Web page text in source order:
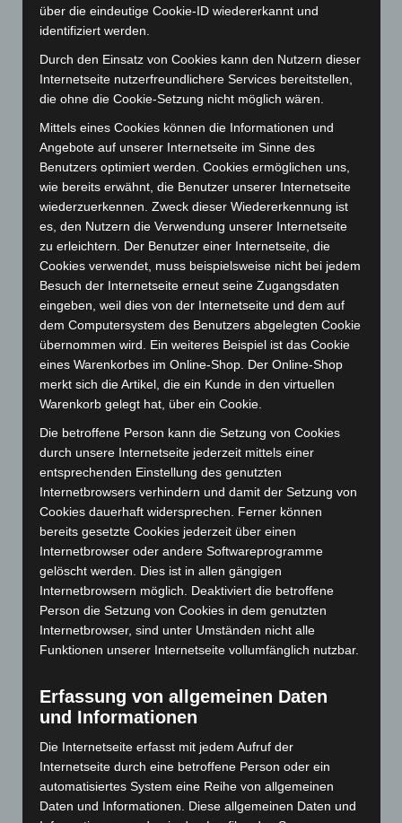
Januar 2026(122)
November 2025
(114)
Oktober 2025 (112)
September 2025(93)
August 2025(90)
Juli 2025
(90)
Juni 2025(103)
Mai 2025 (112)
April 2025(88)
März 2025(111)
Februar 2025(96)
Januar 2025(88)
Dezember 2024(89)
November 2024 (94)
September 2024(112)
August 2024(107)
Juli 2024(89)
Juni 2024(107)
Mai 2024(149)
April 2024
März 2024(103)
Februar 2024(103)
Dezember 2023(130)
November 2023(130)
Oktober 2023(114)
September 2023(133)
August 2023 (134)
über die eindeutige Cookie-ID wiedererkannt und
identifiziert werden.
Durch den Einsatz von Cookies kann den Nutzern dieser
Internetseite nutzerfreundlichere Services bereitstellen,
die ohne die Cookie-Setzung nicht möglich wären.
Mittels eines Cookies können die Informationen und
Angebote auf unserer Internetseite im Sinne des
Benutzers optimiert werden. Cookies ermöglichen uns,
wie bereits erwähnt, die Benutzer unserer Internetseite
wiederzuerkennen. Zweck dieser Wiedererkennung ist
es, den Nutzern die Verwendung unserer Internetseite
zu erleichtern. Der Benutzer einer Internetseite, die
Cookies verwendet, muss beispielsweise nicht bei jedem
Besuch der Internetseite erneut seine Zugangsdaten
eingeben, weil dies von der Internetseite und dem auf
dem Computersystem des Benutzers abgelegten Cookie
übernommen wird. Ein weiteres Beispiel ist das Cookie
eines Warenkorbes im Online-Shop. Der Online-Shop
merkt sich die Artikel, die ein Kunde in den virtuellen
Warenkorb gelegt hat, über ein Cookie.
Die betroffene Person kann die Setzung von Cookies
durch unsere Internetseite jederzeit mittels einer
entsprechenden Einstellung des genutzten
Internetbrowsers verhindern und damit der Setzung von
Cookies dauerhaft widersprechen. Ferner können
bereits gesetzte Cookies jederzeit über einen
Internetbrowser oder andere Softwareprogramme
gelöscht werden. Dies ist in allen gängigen
Internetbrowsern möglich. Deaktiviert die betroffene
Person die Setzung von Cookies in dem genutzten
Internetbrowser, sind unter Umständen nicht alle
Funktionen unserer Internetseite vollumfänglich nutzbar.
Erfassung von allgemeinen Daten
und Informationen
Die Internetseite erfasst mit jedem Aufruf der
Internetseite durch eine betroffene Person oder ein
automatisiertes System eine Reihe von allgemeinen
Daten und Informationen. Diese allgemeinen Daten und